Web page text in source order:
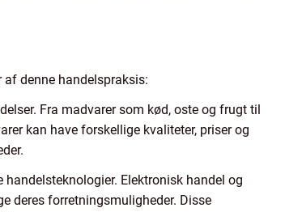
denne handelspraksis:
Fra madvarer som kød, oste og frugt til
kan have forskellige kvaliteter, priser og
Elektronisk handel og
deres forretningsmuligheder. Disse